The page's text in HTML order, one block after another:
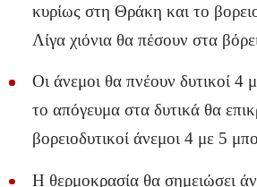
κυρίως στη Θράκη και το
Λίγα χιόνια θα πέσουν στα
Οι άνεμοι θα πνέουν δυτικοί
το απόγευμα στα δυτικά θα
βορειοδυτικοί άνεμοι 4 με 5
Η θερμοκρασία θα σημειώσει